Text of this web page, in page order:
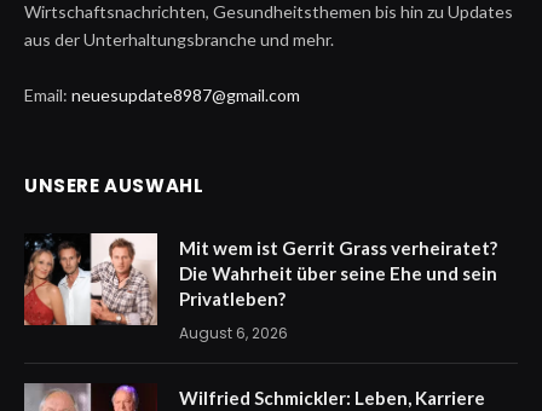
Wirtschaftsnachrichten, Gesundheitsthemen bis hin zu Updates
aus der Unterhaltungsbranche und mehr.
Email: neuesupdate8987@gmail.com
UNSERE AUSWAHL
Mit wem ist Gerrit Grass verheiratet?
Die Wahrheit über seine Ehe und sein
Privatleben?
August 6, 2026
Wilfried Schmickler: Leben, Karriere